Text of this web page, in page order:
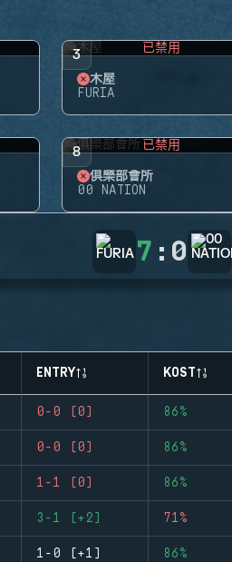
3 已禁用
木屋
FURIA
8 已禁用
俱樂部會所
00 NATION
7 : 0
ENTRY KOST
0-0 (0) 86%
0-0 (0) 86%
1-1 (0) 86%
3-1 (+2) 71%
1-0 (+1) 86%